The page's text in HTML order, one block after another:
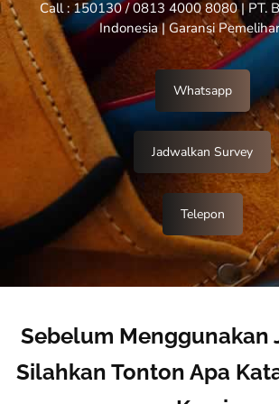
Call : 150130 / 0813 4000 8080 | PT.
Indonesia | Garansi
Whatsapp
Jadwalkan Survey
Telepon
Sebelum Menggunakan
Silahkan Tonton Apa